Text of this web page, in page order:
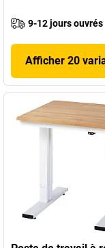
9-12 jours ouvrés
Afficher 20